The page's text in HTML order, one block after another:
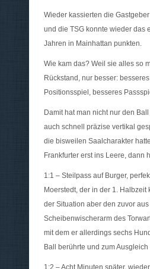
Wieder kassierten die
und die TSG konnte wieder das
Jahren in Mainhattan punkten.
Wie kam das? Weil sie alles so
Rückstand, nur besser:
Positionsspiel, besseres
Damit hat man nicht nur den
auch schnell präzise vertikal
die bisweilen Saalcharakter
Frankfurter erst ins Leere, dann
1:1 – Steilpass auf Burger,
Moerstedt, der in der 1. Halbzeit
der Situation aber den zuvor
Scheibenwischerarm des
mit dem er allerdings sechs
Ball berührte und zum
1:2 – Acht Minuten später,